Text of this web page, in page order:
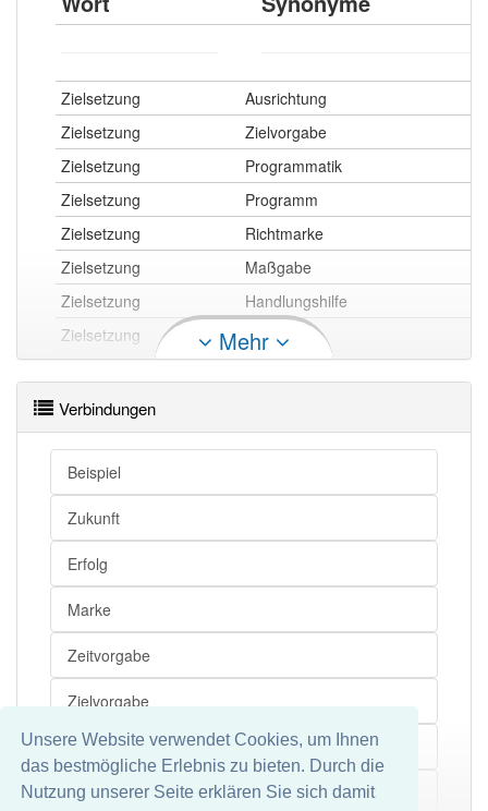
Unsere Website verwendet Cookies, um Ihnen
das bestmögliche Erlebnis zu bieten. Durch die
Nutzung unserer Seite erklären Sie sich damit
Zielsetzung
Ausrichtung
Zielsetzung
Zielvorgabe
Zielsetzung
Programmatik
Zielsetzung
Programm
Zielsetzung
Richtmarke
Zielsetzung
Maßgabe
Zielsetzung
Handlungshilfe
Zielsetzung
Leitfaden
Zielsetzung
Zielsetzung
Vorgabe
Zielsetzung
Zielsetzung
Guideline
Zielsetzung
Zielsetzung
Zielsetzung
Zielstellung
Zielsetzung
Kurs
Zielsetzung
Zielsetzung
Linie
Mehr
Verbindungen
Beispiel
Zukunft
Erfolg
Marke
Zeitvorgabe
Zielvorgabe
Reiseziel
Projekt